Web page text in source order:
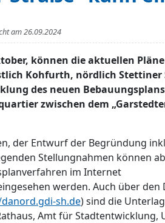
am26.09.2024
können die aktuellen
Kohfurth, nördlich Stettiner
des neuen
zwischen dem
der Entwurf der Begründung
Stellungnahmen können
im Internet
werden. Auch über den
sh.de) sind die
Amt für Stadtentwicklung,